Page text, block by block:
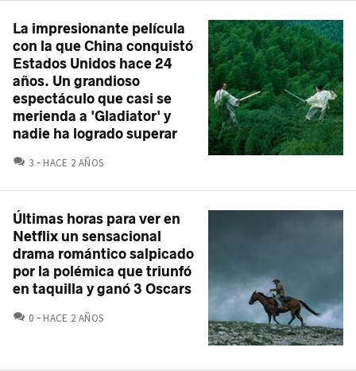
La impresionante película
con la que China conquistó
Estados Unidos hace 24
años. Un grandioso
espectáculo que casi se
merienda a 'Gladiator' y
nadie ha logrado superar
3 COMENTARIOS
HACE 2 AÑOS
Últimas horas para ver en
Netflix un sensacional
drama romántico salpicado
por la polémica que triunfó
en taquilla y ganó 3 Oscars
0 COMENTARIOS
HACE 2 AÑOS